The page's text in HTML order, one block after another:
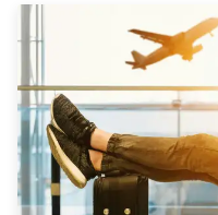
su oro uostu
kursuos kas
maršruto autobusas
uostą iš centro per 20